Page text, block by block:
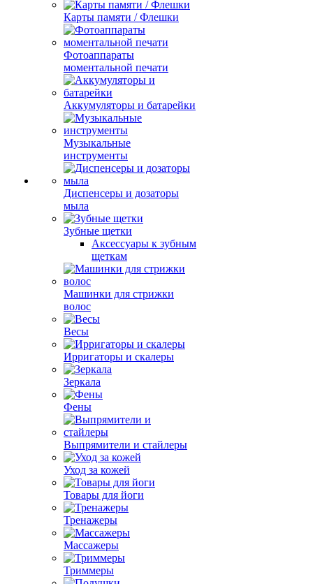
Карты памяти / Флешки
Фотоаппараты
моментальной печати
Аккумуляторы и батарейки
Музыкальные
инструменты
Диспенсеры и дозаторы
мыла
Зубные щетки
Аксессуары к зубным
щеткам
Машинки для стрижки
волос
Весы
Ирригаторы и скалеры
Зеркала
Фены
Выпрямители и стайлеры
Уход за кожей
Товары для йоги
Тренажеры
Массажеры
Триммеры